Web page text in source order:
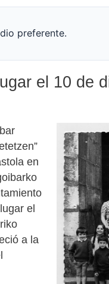
preferente.
el 10 de
en
el
a la